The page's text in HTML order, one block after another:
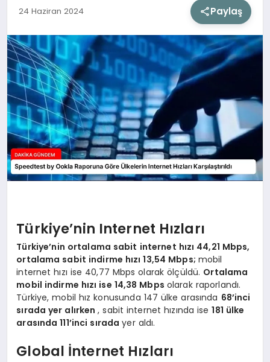
SIYASET
SAĞLIK
DÜNYA
EĞITIM
24 Haziran 2024 Paylaş
Türkiye’nin Internet Hızları
Türkiye’nin ortalama sabit internet hızı 44,21 Mbps,
ortalama sabit indirme hızı 13,54 Mbps; mobil
internet hızı ise 40,77 Mbps olarak ölçüldü. Ortalama
mobil indirme hızı ise 14,38 Mbps olarak raporlandı.
Türkiye, mobil hız konusunda 147 ülke arasında 68’inci
sırada yer alırken, sabit internet hızında ise181 ülke
arasında 111’inci sıradayer aldı.
Global İnternet Hızları